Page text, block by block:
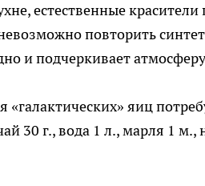
естественные
повторить
и подчеркивает
«галактических» яиц
30 г., вода 1 л., марля 1